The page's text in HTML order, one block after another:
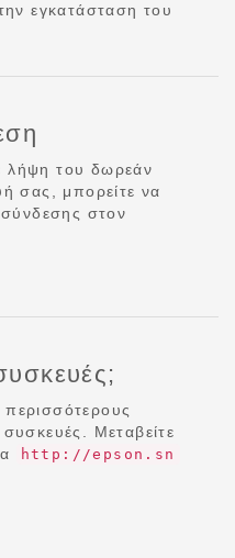
εγκατάσταση του
λήψη του δωρεάν
σας, μπορείτε να
σύνδεσης στον
Μεταβείτε
http://epson.sn